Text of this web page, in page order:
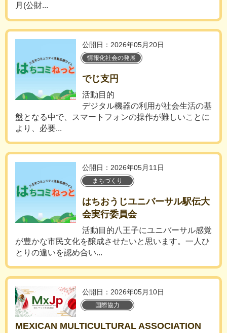
月(公財...
公開日：2026年05月20日
情報化社会の発展
でじ支円
活動目的
デジタル機器の利用が社会生活の基
盤となる中で、スマートフォンの操作が難しいことに
より、必要...
公開日：2026年05月11日
まちづくり
はちおうじユニバーサル駅伝大
会実行委員会
活動目的八王子にユニバーサル感覚
が豊かな市民文化を醸成させたいと思います。一人ひ
とりの違いを認め合い...
公開日：2026年05月10日
国際協力
MEXICAN MULTICULTURAL ASSOCIATION